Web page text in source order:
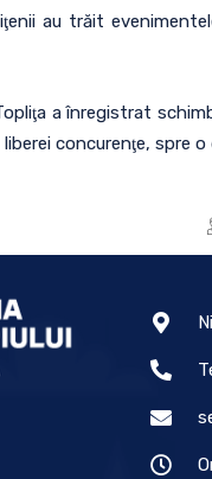
au trăit
a înregistrat
concurenţe, spre